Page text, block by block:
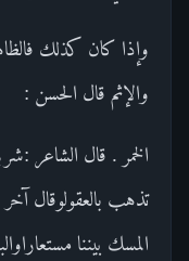
وإذا كان كذلك
والإثم قال الحسن :
الخمر . قال الشاعر
تذهب بالعقولوقال
المسك بيننا